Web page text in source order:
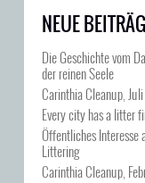
NEUE
Die Geschichte vom
der reinen Seele
Carinthia Cleanup,
Every city has a litter
Öffentliches Interesse
Littering
Carinthia Cleanup,